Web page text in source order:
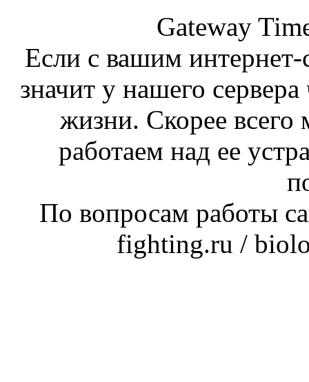
Gateway
Если с вашим интернет-
значит у нашего
жизни. Скорее
работаем над ее
По вопросам работы
fighting.ru /